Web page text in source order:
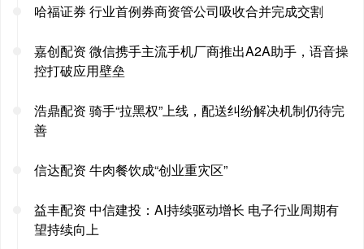
哈福证券 行业首例券商资管公司吸收合并完成交割
嘉创配资 微信携手主流手机厂商推出A2A助手，语音操
控打破应用壁垒
浩鼎配资 骑手“拉黑权”上线，配送纠纷解决机制仍待完
善
信达配资 牛肉餐饮成“创业重灾区”
益丰配资 中信建投：AI持续驱动增长 电子行业周期有
望持续向上